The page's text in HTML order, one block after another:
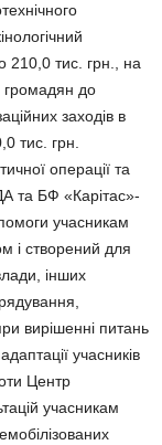
210,0 тис. грн., на
громадян до
заходів в
тис. грн.
операції та
та БФ «Карітас»-
учасникам
і створений для
інших
вирішенні питань
учасників
Центр
учасникам